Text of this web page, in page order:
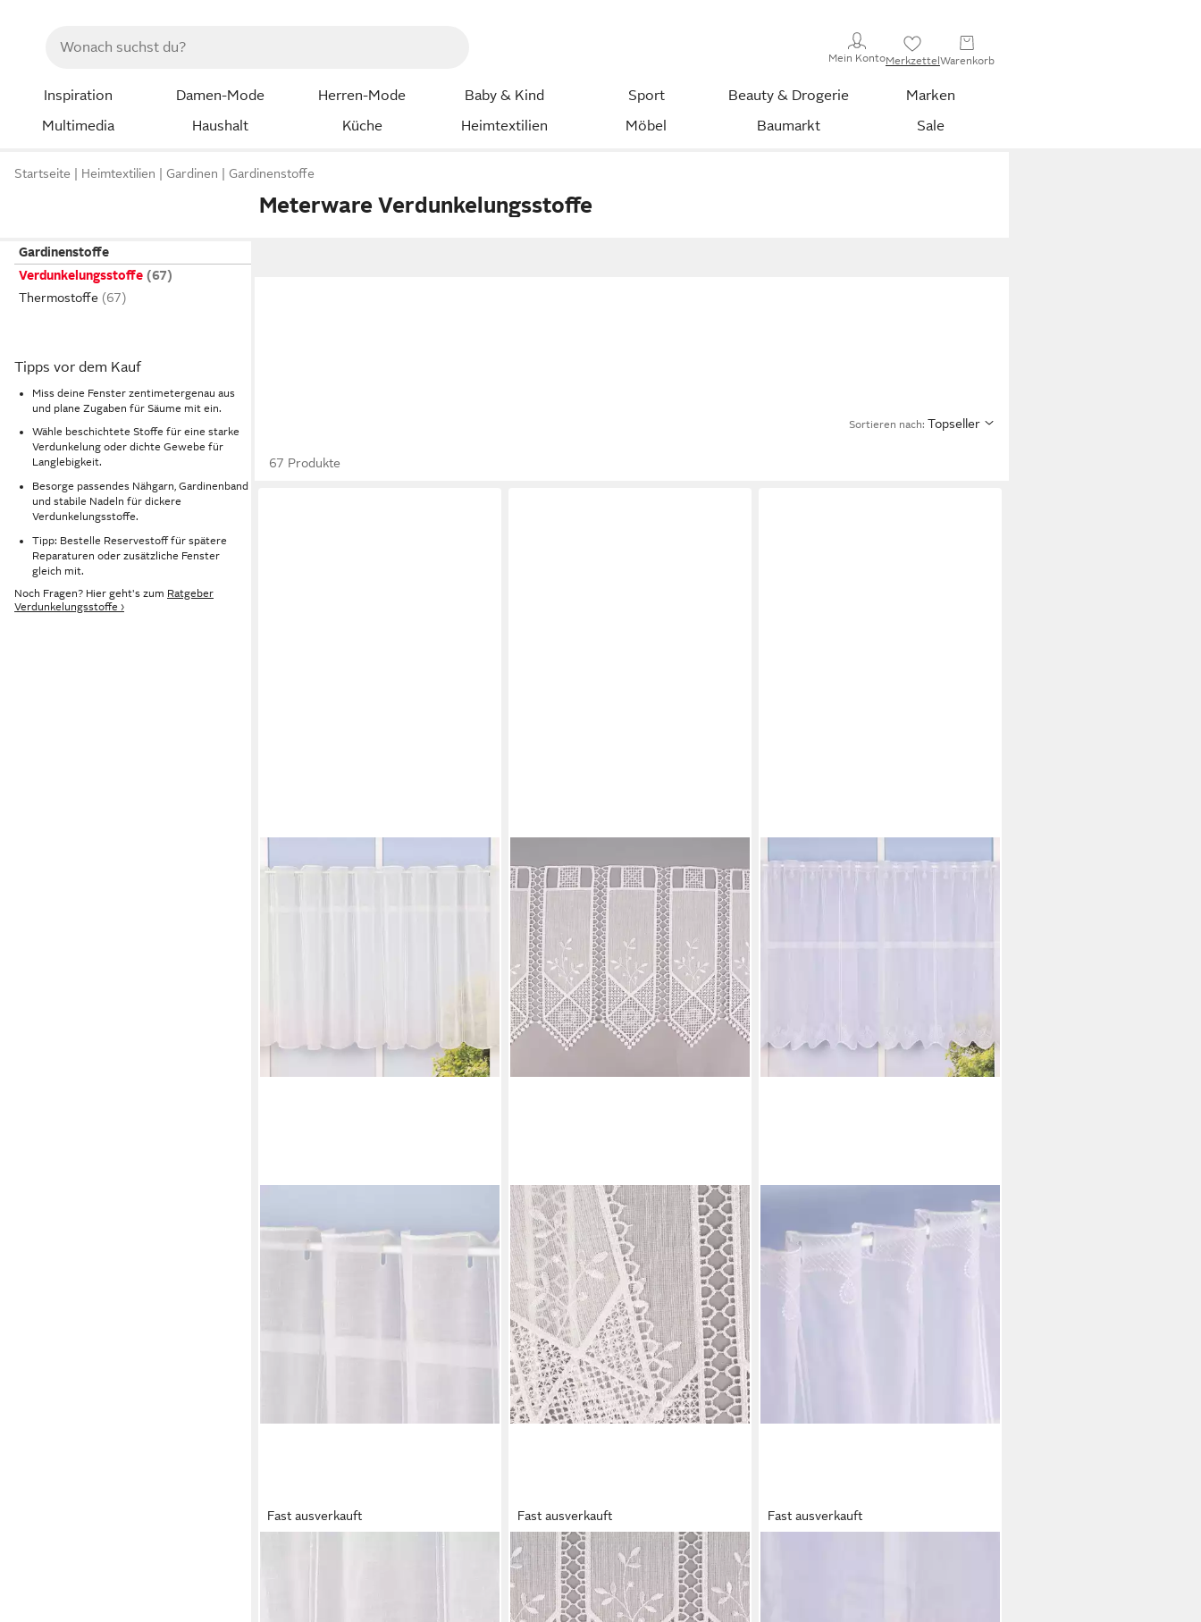
Mein KontoMerkzettelWarenkorb
Inspiration Damen-Mode Herren-Mode Baby & Kind Sport Beauty & Drogerie
Marken
Multimedia
Haushalt Küche Heimtextilien Möbel Baumarkt Sale
Startseite Heimtextilien Gardinen Gardinenstoffe
Meterware Verdunkelungsstoffe
Gardinenstoffe
Verdunkelungsstoffe
Thermostoffe
Tipps vor dem Kauf
Miss deine Fenster zentimetergenau aus
und plane Zugaben für Säume mit ein.
Wähle beschichtete Stoffe für eine starke
Verdunkelung oder dichte Gewebe für
Langlebigkeit.
Besorge passendes Nähgarn, Gardinenband
und stabile Nadeln für dickere
Verdunkelungsstoffe.
Tipp: Bestelle Reservestoff für spätere
Reparaturen oder zusätzliche Fenster
gleich mit.
Noch Fragen? Hier geht's zum Ratgeber
Verdunkelungsstoffe ›
Sortieren nach: Topseller
67 Produkte
Fast ausverkauft Fast ausverkauft
SCHÖNER LEBEN.
Meterware Scheibengardine nähfrei
Häkelei Stickerei Blätter ecru 30cm,
leicht perforiert, Stickerei/Stickstoff,
Fast ausverkauft